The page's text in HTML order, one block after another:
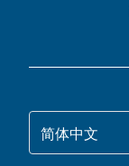
跳转到 ZH-HANS
简体中文